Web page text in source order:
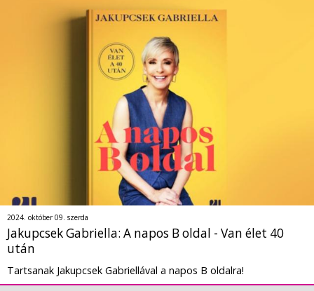
2024. október 09. szerda
Jakupcsek Gabriella: A napos B oldal - Van élet 40
után
Tartsanak Jakupcsek Gabriellával a napos B oldalra!